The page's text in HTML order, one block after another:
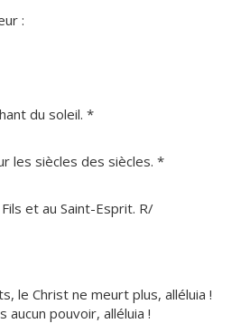
:
du soleil. *
les siècles des siècles. *
et au Saint-Esprit. R/
le Christ ne meurt plus, alléluia !
aucun pouvoir, alléluia !